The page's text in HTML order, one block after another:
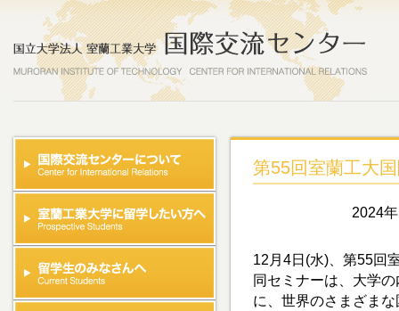
第55回室蘭工大
2024
12月4日(水)、第55回
同セミナーは、大学
に、世界のさまざま